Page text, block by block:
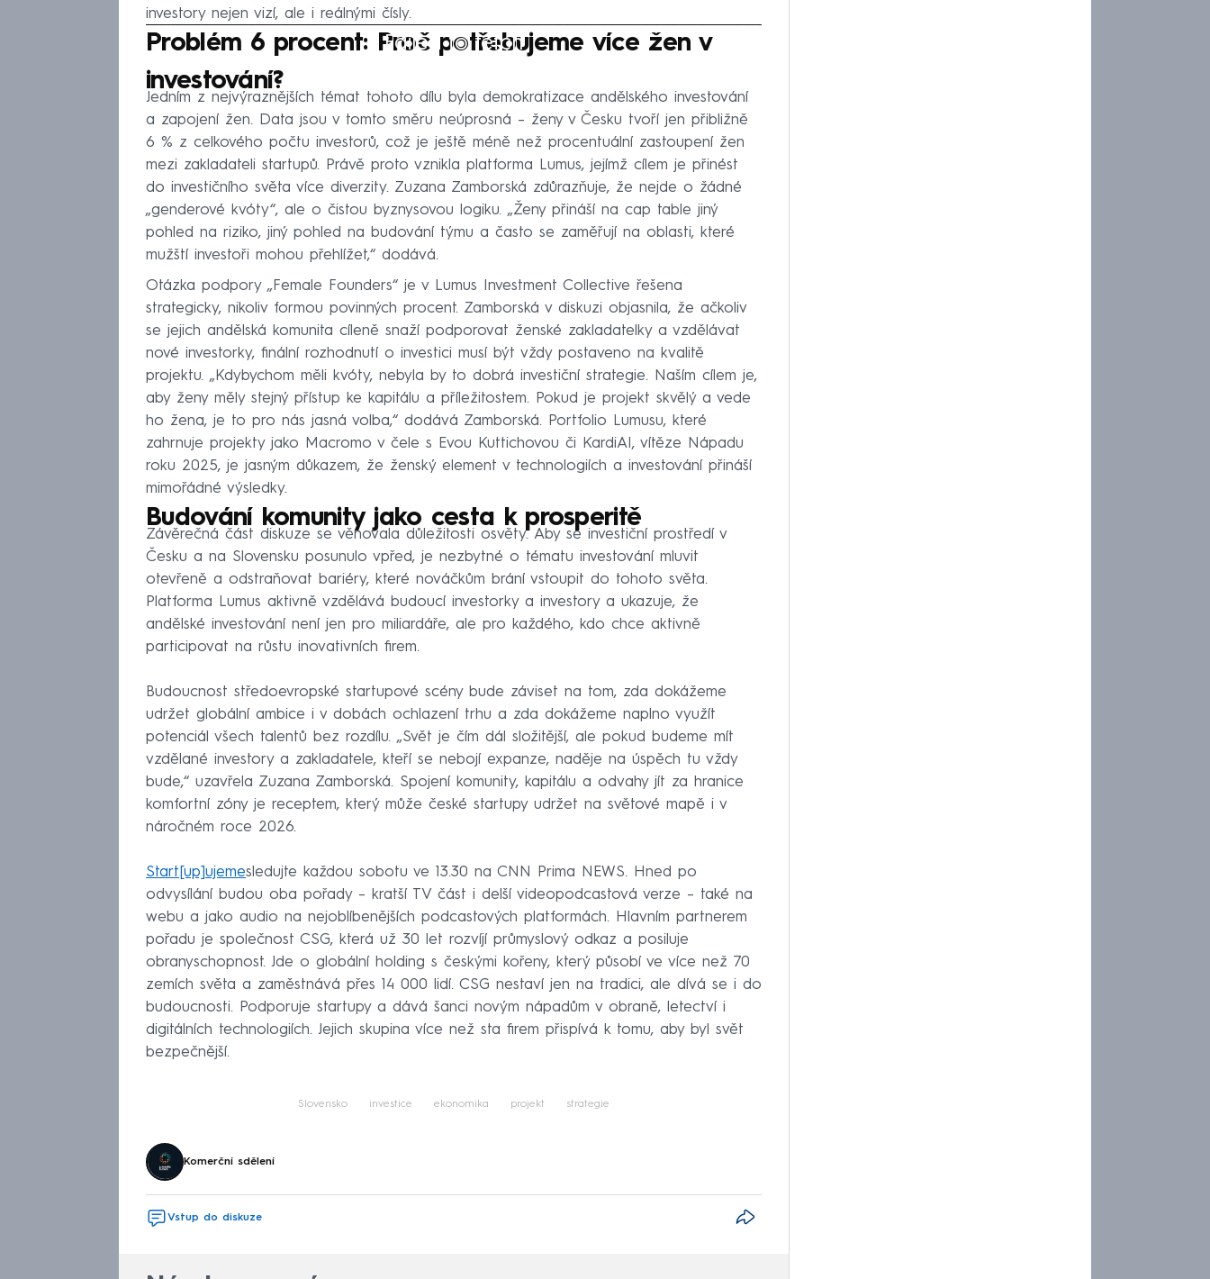
investory nejen vizí, ale i reálnými čísly.
Failed to fetch
Problém 6 procent: Proč potřebujeme více žen v
investování?
Jedním z nejvýraznějších témat tohoto dílu byla demokratizace andělského investování
a zapojení žen. Data jsou v tomto směru neúprosná – ženy v Česku tvoří jen přibližně
6 % z celkového počtu investorů, což je ještě méně než procentuální zastoupení žen
mezi zakladateli startupů. Právě proto vznikla platforma Lumus, jejímž cílem je přinést
do investičního světa více diverzity. Zuzana Zamborská zdůrazňuje, že nejde o žádné
„genderové kvóty“, ale o čistou byznysovou logiku. „Ženy přináší na cap table jiný
pohled na riziko, jiný pohled na budování týmu a často se zaměřují na oblasti, které
mužští investoři mohou přehlížet,“ dodává.
Otázka podpory „Female Founders“ je v Lumus Investment Collective řešena
strategicky, nikoliv formou povinných procent. Zamborská v diskuzi objasnila, že ačkoliv
se jejich andělská komunita cíleně snaží podporovat ženské zakladatelky a vzdělávat
nové investorky, finální rozhodnutí o investici musí být vždy postaveno na kvalitě
projektu. „Kdybychom měli kvóty, nebyla by to dobrá investiční strategie. Naším cílem je,
aby ženy měly stejný přístup ke kapitálu a příležitostem. Pokud je projekt skvělý a vede
ho žena, je to pro nás jasná volba,“ dodává Zamborská. Portfolio Lumusu, které
zahrnuje projekty jako Macromo v čele s Evou Kuttichovou či KardiAI, vítěze Nápadu
roku 2025, je jasným důkazem, že ženský element v technologiích a investování přináší
mimořádné výsledky.
Budování komunity jako cesta k prosperitě
Závěrečná část diskuze se věnovala důležitosti osvěty. Aby se investiční prostředí v
Česku a na Slovensku posunulo vpřed, je nezbytné o tématu investování mluvit
otevřeně a odstraňovat bariéry, které nováčkům brání vstoupit do tohoto světa.
Platforma Lumus aktivně vzdělává budoucí investorky a investory a ukazuje, že
andělské investování není jen pro miliardáře, ale pro každého, kdo chce aktivně
participovat na růstu inovativních firem.
Budoucnost středoevropské startupové scény bude záviset na tom, zda dokážeme
udržet globální ambice i v dobách ochlazení trhu a zda dokážeme naplno využít
potenciál všech talentů bez rozdílu. „Svět je čím dál složitější, ale pokud budeme mít
vzdělané investory a zakladatele, kteří se nebojí expanze, naděje na úspěch tu vždy
bude,“ uzavřela Zuzana Zamborská. Spojení komunity, kapitálu a odvahy jít za hranice
komfortní zóny je receptem, který může české startupy udržet na světové mapě i v
náročném roce 2026.
Start[up]ujemesledujte každou sobotu ve 13.30 na CNN Prima NEWS. Hned po
odvysílání budou oba pořady – kratší TV část i delší videopodcastová verze – také na
webu a jako audio na nejoblíbenějších podcastových platformách. Hlavním partnerem
pořadu je společnost CSG, která už 30 let rozvíjí průmyslový odkaz a posiluje
obranyschopnost. Jde o globální holding s českými kořeny, který působí ve více než 70
zemích světa a zaměstnává přes 14 000 lidí. CSG nestaví jen na tradici, ale dívá se i do
budoucnosti. Podporuje startupy a dává šanci novým nápadům v obraně, letectví i
digitálních technologiích. Jejich skupina více než sta firem přispívá k tomu, aby byl svět
bezpečnější.
Slovensko investice ekonomika projekt strategie
Komerční sdělení
Vstup do diskuze